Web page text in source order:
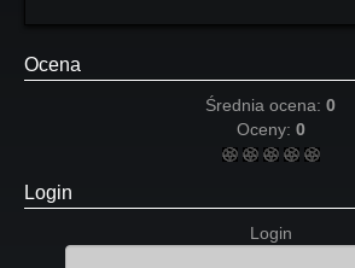
Ocena
Średnia ocena: 0
Oceny: 0
Login
Login